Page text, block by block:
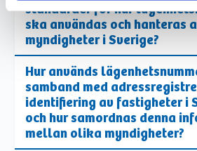
standarder för hur
ska användas och hanteras
myndigheter i Sverige?
Hur används
samband med
identifiering av fastigheter i
och hur samordnas denna
mellan olika myndigheter?